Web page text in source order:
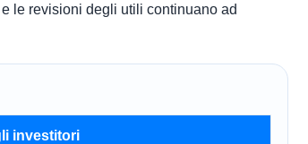
le revisioni degli utili continuano ad
investitori